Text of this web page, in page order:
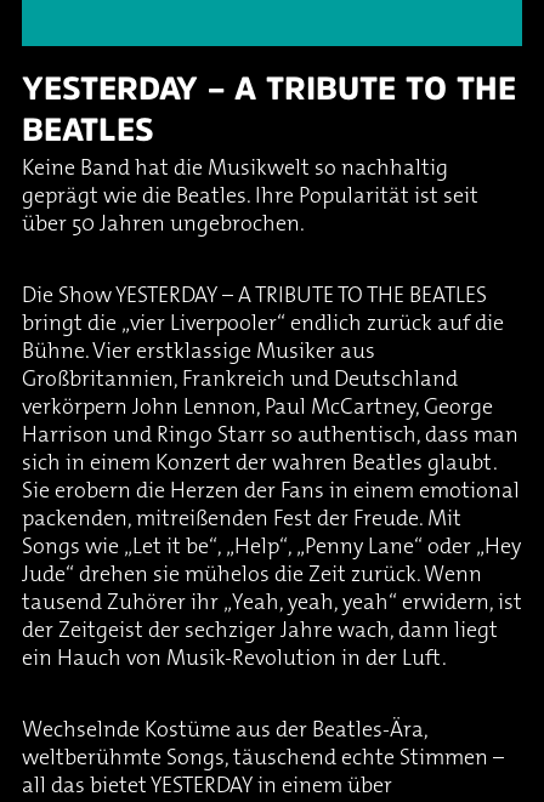
YESTERDAY – A TRIBUTE TO THE
BEATLES
Keine Band hat die Musikwelt so nachhaltig
geprägt wie die Beatles. Ihre Popularität ist seit
über 50 Jahren ungebrochen.
Die Show YESTERDAY – A TRIBUTE TO THE BEATLES
bringt die „vier Liverpooler“ endlich zurück auf die
Bühne. Vier erstklassige Musiker aus
Großbritannien, Frankreich und Deutschland
verkörpern John Lennon, Paul McCartney, George
Harrison und Ringo Starr so authentisch, dass man
sich in einem Konzert der wahren Beatles glaubt.
Sie erobern die Herzen der Fans in einem emotional
packenden, mitreißenden Fest der Freude. Mit
Songs wie „Let it be“, „Help“, „Penny Lane“ oder „Hey
Jude“ drehen sie mühelos die Zeit zurück. Wenn
tausend Zuhörer ihr „Yeah, yeah, yeah“ erwidern, ist
der Zeitgeist der sechziger Jahre wach, dann liegt
ein Hauch von Musik-Revolution in der Luft.
Wechselnde Kostüme aus der Beatles-Ära,
weltberühmte Songs, täuschend echte Stimmen –
all das bietet YESTERDAY in einem über